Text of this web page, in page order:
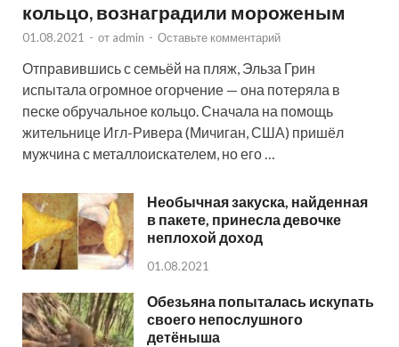
кольцо, вознаградили мороженым
01.08.2021 - от admin - Оставьте комментарий
Отправившись с семьёй на пляж, Эльза Грин
испытала огромное огорчение — она потеряла в
песке обручальное кольцо. Сначала на помощь
жительнице Игл-Ривера (Мичиган, США) пришёл
мужчина с металлоискателем, но его …
Необычная закуска, найденная
в пакете, принесла девочке
неплохой доход
01.08.2021
Обезьяна попыталась искупать
своего непослушного
детёныша